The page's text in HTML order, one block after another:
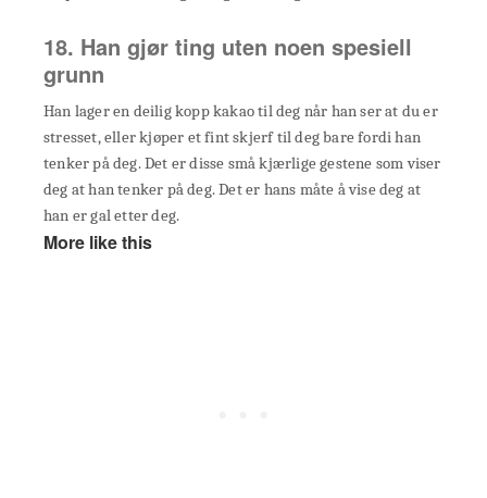
18. Han gjør ting uten noen spesiell
grunn
Han lager en deilig kopp kakao til deg når han ser at du er
stresset, eller kjøper et fint skjerf til deg bare fordi han
tenker på deg. Det er disse små kjærlige gestene som viser
deg at han tenker på deg. Det er hans måte å vise deg at
han er gal etter deg.
More like this